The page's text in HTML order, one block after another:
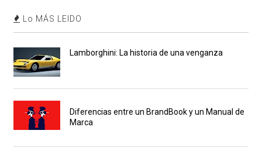
Lo MÁS LEIDO
Lamborghini: La historia de una venganza
Diferencias entre un BrandBook y un Manual de
Marca